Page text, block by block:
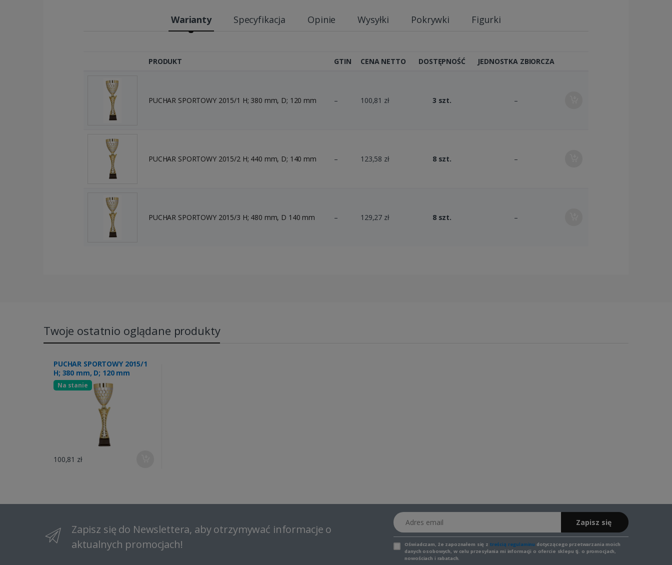
Warianty Specyfikacja Opinie Wysyłki Pokrywki Figurki
PRODUKT GTIN CENA NETTO DOSTĘPNOŚĆ JEDNOSTKA ZBIORCZA
PUCHAR SPORTOWY 2015/1 H; 380 mm, D; 120 mm – 100,81 zł 3 szt. –
PUCHAR SPORTOWY 2015/2 H; 440 mm, D; 140 mm – 123,58 zł 8 szt. –
PUCHAR SPORTOWY 2015/3 H; 480 mm, D 140 mm – 129,27 zł 8 szt. –
Twoje ostatnio oglądane produkty
PUCHAR SPORTOWY 2015/1
H; 380 mm, D; 120 mm
Na stanie
100,81 zł
Zapisz się do Newslettera, aby otrzymywać informacje o
aktualnych promocjach!
Adres email
Zapisz się
Oświadczam, że zapoznałem się z treścią regulaminu dotyczącego przetwarzania moich
danych osobowych, w celu przesyłania mi informacji o ofercie sklepu tj. o promocjach,
nowościach i rabatach.